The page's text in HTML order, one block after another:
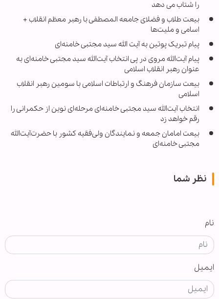
را شتاب می دهد
بیعت طلاب و فضلای جامعه المصطفی با رهبر معظم انقلاب +
اسامی و ملیت‌ها
پیام تبریک پوتین به آیت الله سید مجتبی خامنه‌ای
پیام آیت‌الله مروی در پی انتخاب آیت‌الله سید مجتبی خامنه‌ای به
عنوان رهبر انقلاب اسلامی
بیعت سازمان فرهنگ و ارتباطات اسلامی با سومین رهبر انقلاب
اسلامی
انتخاب آیت‌الله سید مجتبی خامنه‌ای مرحله‌ای نوین از حکمرانی را
رقم خواهد زد
بیعت امامان جمعه و نمایندگان ولی‌فقیه کشور با حضرت‌آیت‌الله
مجتبی خامنه‌ای
نظر شما
نام
ایمیل